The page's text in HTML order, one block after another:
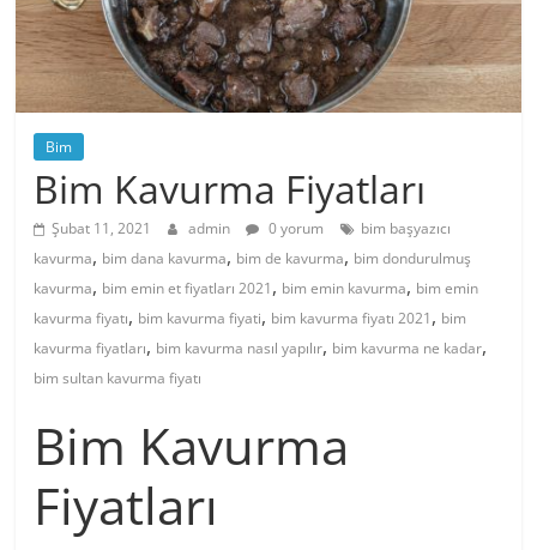
Bim
Bim Kavurma Fiyatları
Şubat 11, 2021 admin 0 yorum
bim başyazıcı
kavurma, bim dana kavurma, bim de kavurma, bim dondurulmuş
kavurma, bim emin et fiyatları 2021, bim emin kavurma, bim emin
kavurma fiyatı, bim kavurma fiyati, bim kavurma fiyatı 2021, bim
kavurma fiyatları, bim kavurma nasıl yapılır, bim kavurma ne kadar,
bim sultan kavurma fiyatı
Bim Kavurma
Fiyatları